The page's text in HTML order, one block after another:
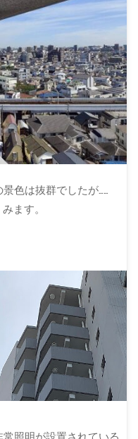
色は抜群でしたが……
ます。